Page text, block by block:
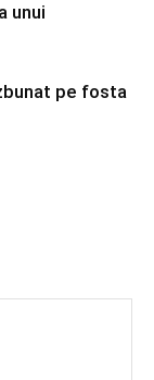
unui
pe fosta